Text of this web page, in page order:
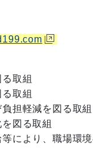
取組
取組
担軽減を図る取組
図る取組
により、職場環